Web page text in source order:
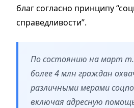
благ согласно принципу
справедливости”.
По состоянию на март
более 4 млн граждан
различными мерами
включая адресную